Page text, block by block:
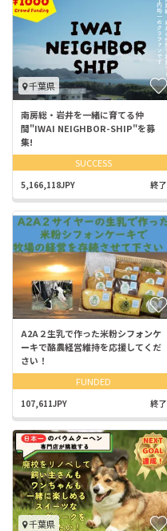
千葉県
南房総・岩井を一緒に育てる仲
間"IWAI NEIGHBOR-SHIP"を募
集!
SUCCESS
5,166,118JPY 終了
A2A２生乳で作った米粉シフォンケ
ーキで酪農経営維持を応援してくだ
さい！
FUNDED
107,611JPY 終了
千葉県